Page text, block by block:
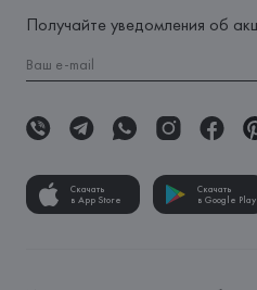
Получайте уведомления об
Скачать
в App Store
Скачать
в Google Play